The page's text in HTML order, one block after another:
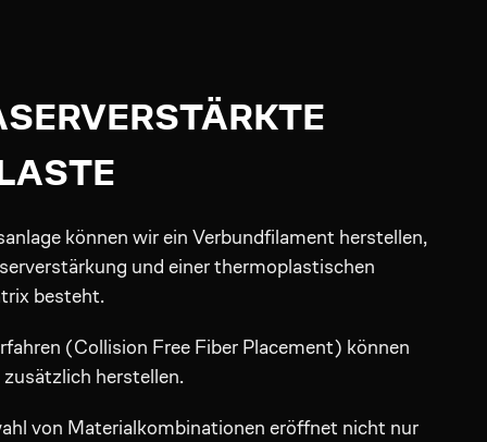
können wir ein Verbundfilament herstellen,
und einer thermoplastischen
besteht.
(Collision Free Fiber Placement) können
herstellen.
von Materialkombinationen eröffnet nicht nur